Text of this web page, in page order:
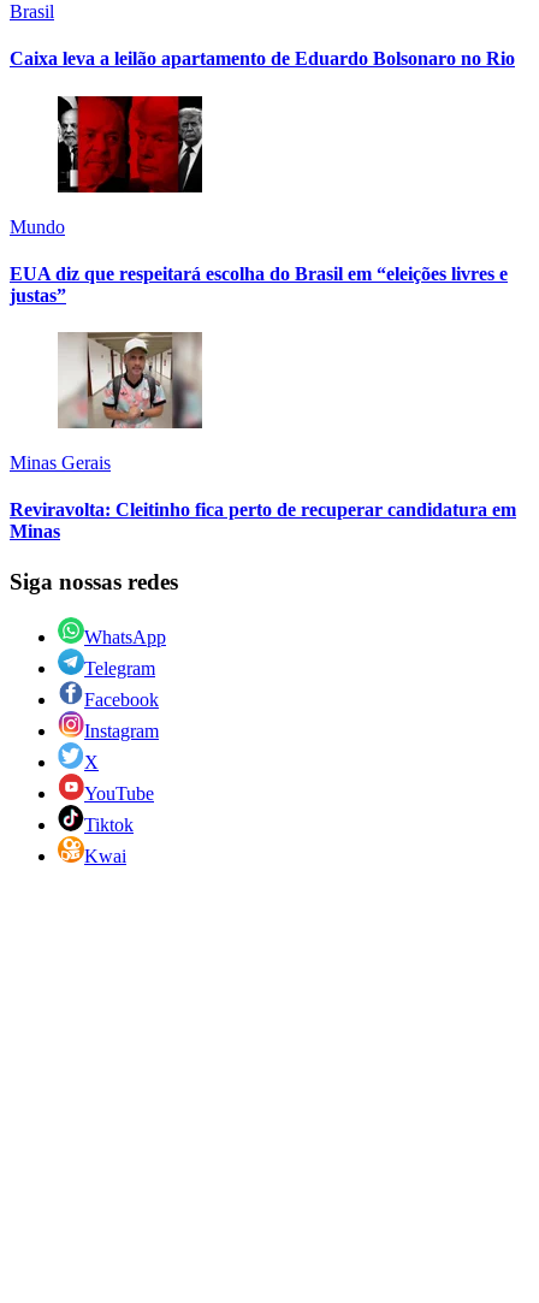
Brasil
Caixa leva a leilão apartamento de Eduardo Bolsonaro no Rio
Mundo
EUA diz que respeitará escolha do Brasil em “eleições livres e
justas”
Minas Gerais
Reviravolta: Cleitinho fica perto de recuperar candidatura em
Minas
Siga nossas redes
WhatsApp
Telegram
Facebook
Instagram
X
YouTube
Tiktok
Kwai